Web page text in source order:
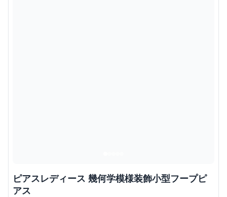
ピアスレディース 幾何学模様装飾小型フープピ
アス